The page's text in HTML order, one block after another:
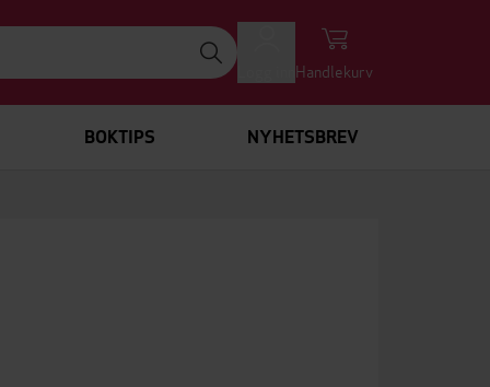
Handlekurv
BOKTIPS NYHETSBREV